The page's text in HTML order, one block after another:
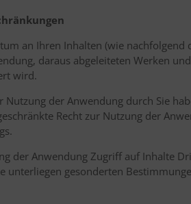
an Ihren Inhalten (wie
daraus abgeleiteten Werken
wird.
der Anwendung durch Sie
Recht zur Nutzung der
der Anwendung Zugriff auf Inhalte
unterliegen gesonderten